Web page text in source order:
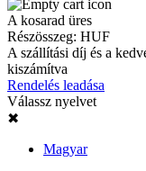
A kosarad üres
Részösszeg: HUF
A szállítási díj és a
kiszámítva
Rendelés leadása
Válassz nyelvet
✖
Magyar